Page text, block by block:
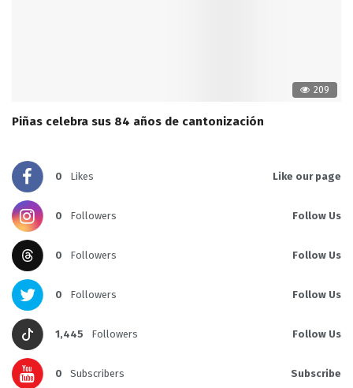
209
Piñas celebra sus 84 años de cantonización
0 Likes Like our page
0 Followers Follow Us
0 Followers Follow Us
0 Followers Follow Us
1,445 Followers Follow Us
0 Subscribers Subscribe